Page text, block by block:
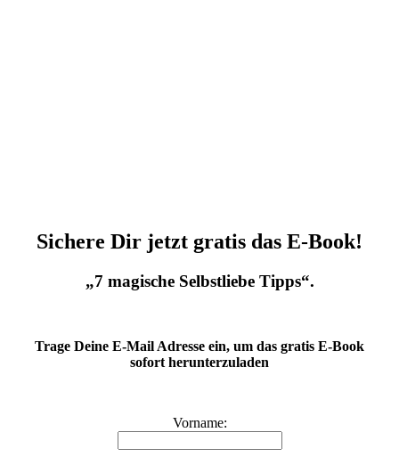
Sichere Dir jetzt gratis das E-Book!
„7 magische Selbstliebe Tipps“.
Trage Deine E-Mail Adresse ein, um das gratis E-Book
sofort herunterzuladen
Vorname: